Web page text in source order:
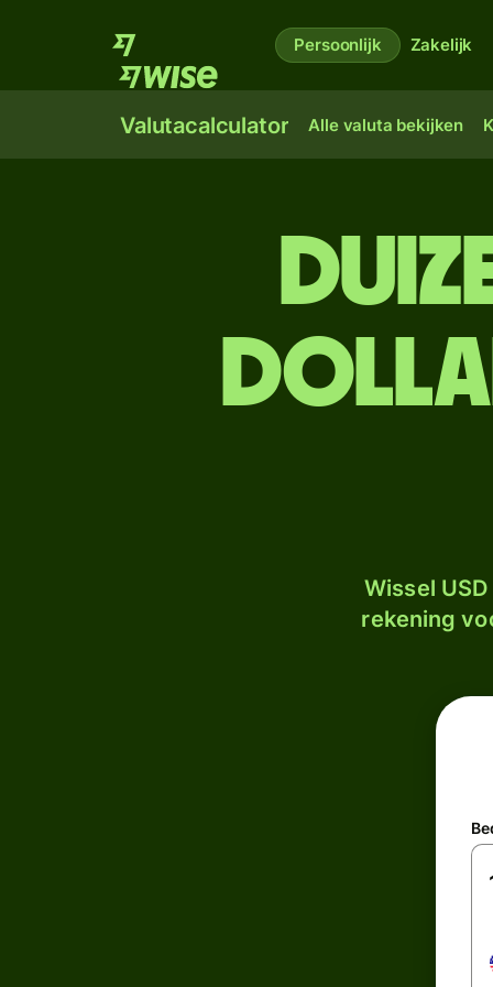
Persoonlijk Zakelijk
Valutacalculator Alle valuta bekijken
Wissel
rekening